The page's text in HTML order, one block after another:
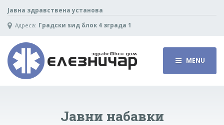
Јавна здравствена установа
Адреса: Градски ѕид блок 4 зграда 1
MENU
Јавни набавки